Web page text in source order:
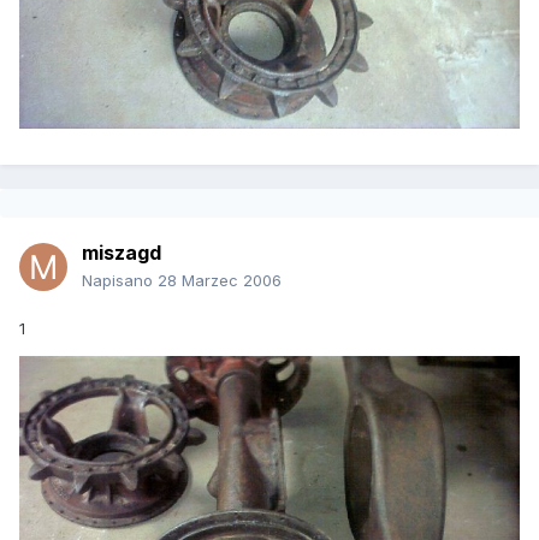
miszagd
Napisano 28 Marzec 2006
1